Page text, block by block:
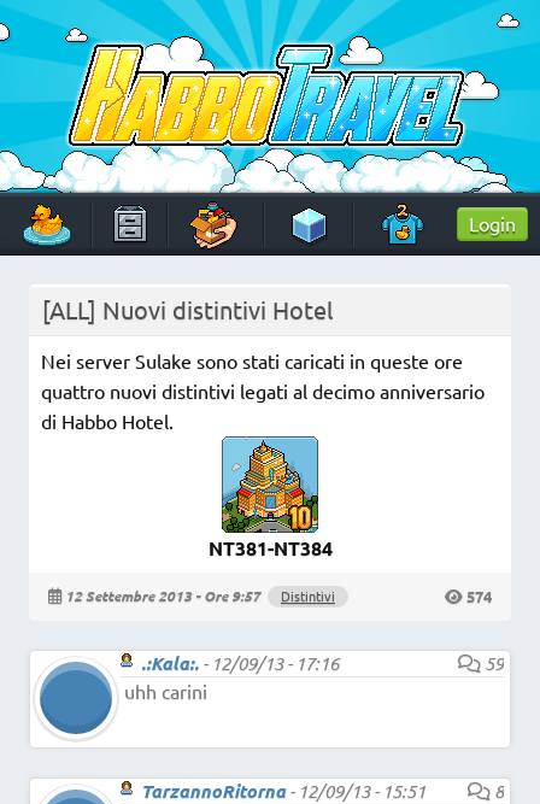
Skip
to
content
HabboTravel
Un viaggio di pixel!
Login
[ALL] Nuovi distintivi Hotel
Nei server Sulake sono stati caricati in queste ore
quattro nuovi distintivi legati al decimo anniversario
di Habbo Hotel.
NT381-NT384
12 Settembre 2013 - Ore 9:57 Distintivi 574
.:Kala:. - 12/09/13 - 17:16
59
uhh carini
TarzannoRitorna- 12/09/13 - 15:51
8